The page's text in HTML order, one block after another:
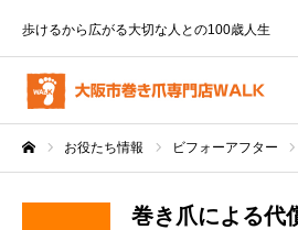
歩けるから広がる大切な人との100歳人生
お役たち情報 ビフォーアフター
巻き爪による代